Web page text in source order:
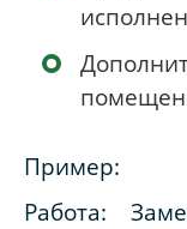
Пример:
Работа: